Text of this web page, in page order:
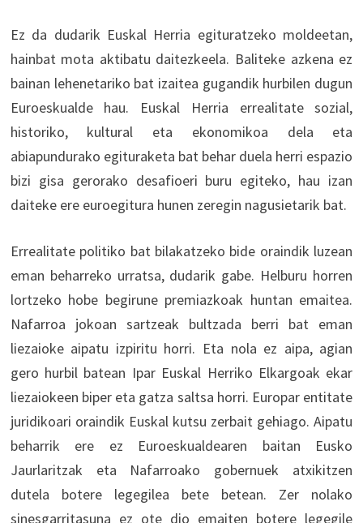
Ez da dudarik Euskal Herria egituratzeko moldeetan,
hainbat mota aktibatu daitezkeela. Baliteke azkena ez
bainan lehenetariko bat izaitea gugandik hurbilen dugun
Euroeskualde hau. Euskal Herria errealitate sozial,
historiko, kultural eta ekonomikoa dela eta
abiapundurako egituraketa bat behar duela herri espazio
bizi gisa gerorako desafioeri buru egiteko, hau izan
daiteke ere euroegitura hunen zeregin nagusietarik bat.
Errealitate politiko bat bilakatzeko bide oraindik luzean
eman beharreko urratsa, dudarik gabe. Helburu horren
lortzeko hobe begirune premiazkoak huntan emaitea.
Nafarroa jokoan sartzeak bultzada berri bat eman
liezaioke aipatu izpiritu horri. Eta nola ez aipa, agian
gero hurbil batean Ipar Euskal Herriko Elkargoak ekar
liezaiokeen biper eta gatza saltsa horri. Europar entitate
juridikoari oraindik Euskal kutsu zerbait gehiago. Aipatu
beharrik ere ez Euroeskualdearen baitan Eusko
Jaurlaritzak eta Nafarroako gobernuek atxikitzen
dutela botere legegilea bete betean. Zer nolako
sinesgarritasuna ez ote dio emaiten botere legegile